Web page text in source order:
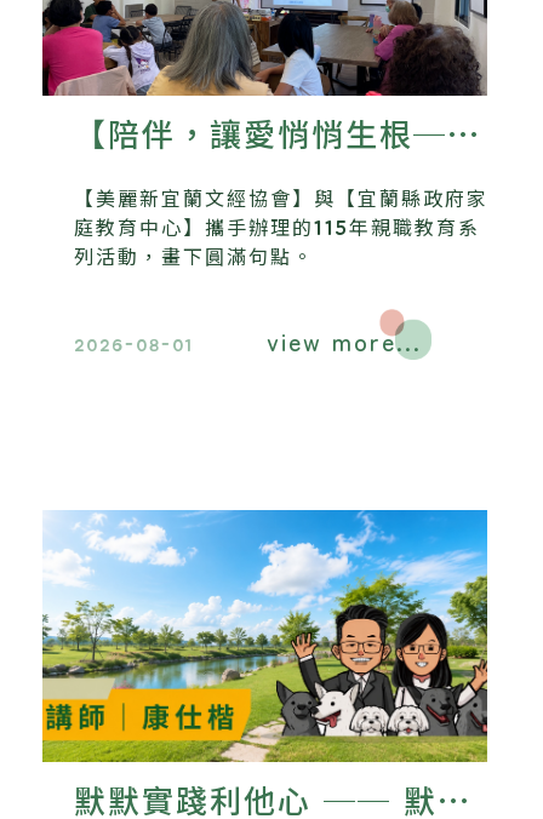
【陪伴，讓愛悄悄生根──
美麗新宜蘭文經協會115年
親職教育系列活動圓滿落
【美麗新宜蘭文經協會】與【宜蘭縣政府家
庭教育中心】攜手辦理的115年親職教育系
列活動，畫下圓滿句點。
2026-08-01 view more...
默默實踐利他心 ── 默默